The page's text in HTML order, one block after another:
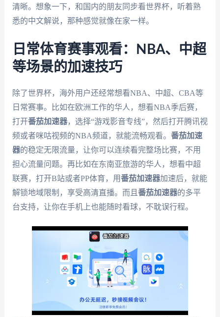
清晰。想象一下，和国内的朋友同步看世界杯，听着熟
悉的中文解说，那种感觉就像在家一样。
日常体育赛事观看：NBA、中超
等场景的加速技巧
除了世界杯，海外用户还经常想看NBA、中超、CBA等
日常赛事。比如在欧洲工作的华人，想看NBA季后赛，
打开番茄加速器，选择“游戏影音专线”，然后打开腾讯视
频或者咪咕视频的NBA频道，就能流畅观看。 番茄加速
器的稳定无限流量，让你可以连续看完整场比赛，不用
担心流量问题。再比如在东南亚旅游的华人，想看中超
联赛，打开B站或者PP体育，用番茄加速器加速后，就能
解锁地域限制，享受高清直播。而且 番茄加速器的多平
台支持，让你在手机上也能随时看球，不耽误行程。